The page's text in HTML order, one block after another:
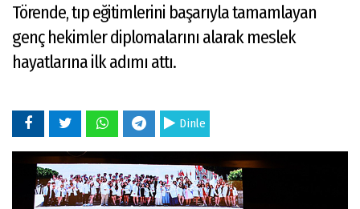
Törende, tıp eğitimlerini başarıyla tamamlayan
genç hekimler diplomalarını alarak meslek
hayatlarına ilk adımı attı.
Dinle